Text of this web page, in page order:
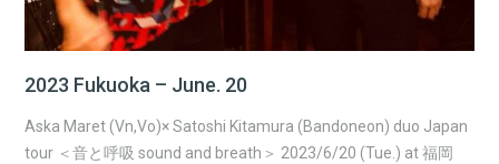
2023 Fukuoka – June. 20
Aska Maret (Vn,Vo)× Satoshi Kitamura (Bandoneon) duo Japan
tour ＜音と呼吸 sound and breath＞ 2023/6/20 (Tue.) at 福岡